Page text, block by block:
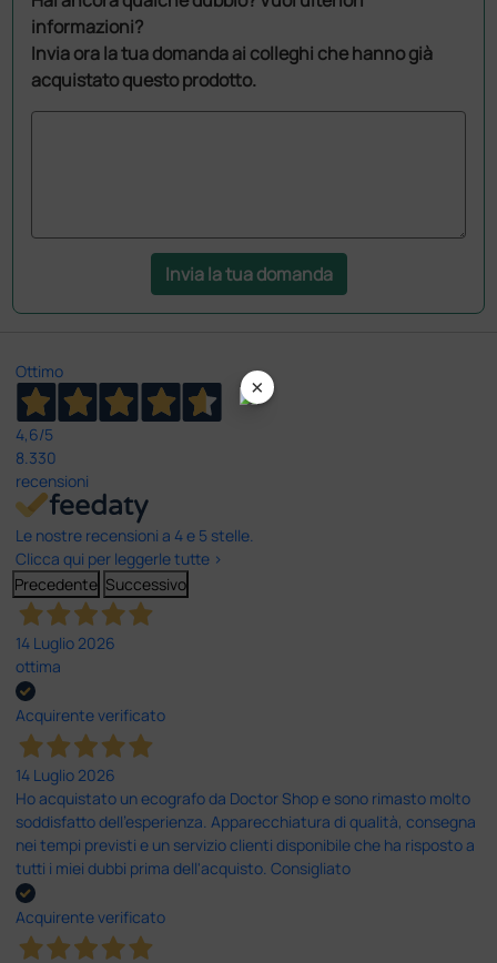
informazioni?
Invia ora la tua domanda ai colleghi che hanno già
acquistato questo prodotto.
Invia la tua domanda
Ottimo
4,6/5
8.330
recensioni
Le nostre recensioni a 4 e 5 stelle.
Clicca qui per leggerle tutte >
Precedente Successivo
14 Luglio 2026
ottima
Acquirente verificato
14 Luglio 2026
Ho acquistato un ecografo da Doctor Shop e sono rimasto molto
soddisfatto dell'esperienza. Apparecchiatura di qualità, consegna
nei tempi previsti e un servizio clienti disponibile che ha risposto a
tutti i miei dubbi prima dell'acquisto. Consigliato
Acquirente verificato
×